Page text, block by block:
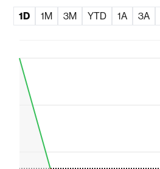
1D 1M 3M YTD 1A 3A